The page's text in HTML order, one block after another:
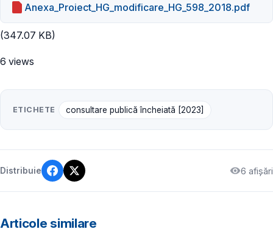
Anexa_Proiect_HG_modificare_HG_598_2018.pdf
(347.07 KB)
6 views
ETICHETE consultare publică încheiată [2023]
Distribuie 6 afișări
Articole similare